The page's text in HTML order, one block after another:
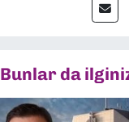
anda
Bunlar da